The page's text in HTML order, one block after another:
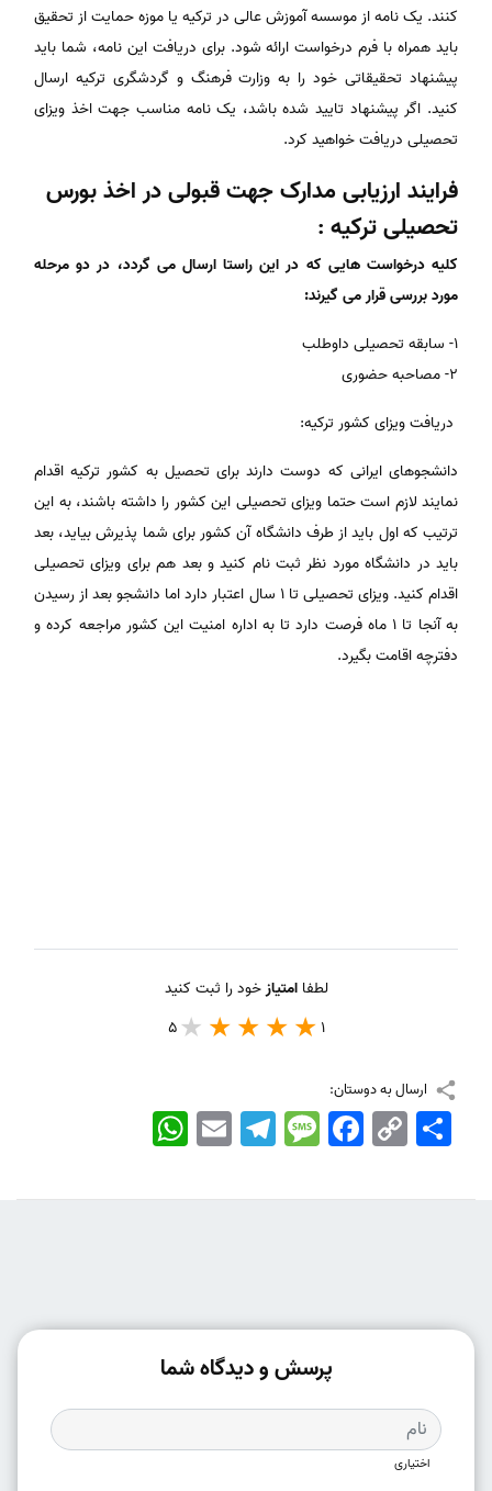
کنند. یک نامه از موسسه آموزش عالی در ترکیه یا موزه حمایت از تحقیق
باید همراه با فرم درخواست ارائه شود. برای دریافت این نامه، شما باید
پیشنهاد تحقیقاتی خود را به وزارت فرهنگ و گردشگری ترکیه ارسال
کنید. اگر پیشنهاد تایید شده باشد، یک نامه مناسب جهت اخذ ویزای
تحصیلی دریافت خواهید کرد.
فرایند ارزیابی مدارک جهت قبولی در اخذ بورس
تحصیلی ترکیه :
کلیه درخواست هایی که در این راستا ارسال می گردد، در دو مرحله
مورد بررسی قرار می گیرند:
۱- سابقه تحصیلی داوطلب
۲- مصاحبه حضوری
دریافت ویزای کشور ترکیه:
دانشجوهای ایرانی که دوست دارند برای تحصیل به کشور ترکیه اقدام
نمایند لازم است حتما ویزای تحصیلی این کشور را داشته باشند، به این
ترتیب که اول باید از طرف دانشگاه آن کشور برای شما پذیرش بیاید، بعد
باید در دانشگاه مورد نظر ثبت نام کنید و بعد هم برای ویزای تحصیلی
اقدام کنید. ویزای تحصیلی تا ۱ سال اعتبار دارد اما دانشجو بعد از رسیدن
به آنجا تا ۱ ماه فرصت دارد تا به اداره امنیت این کشور مراجعه کرده و
دفترچه اقامت بگیرد.
لطفاامتیازخود را ثبت کنید
1
5
ارسال به دوستان:
WhatsApp EmailTelegramMessageFacebook Copy
Link
اشتراک
پرسش و دیدگاه شما
اختیاری